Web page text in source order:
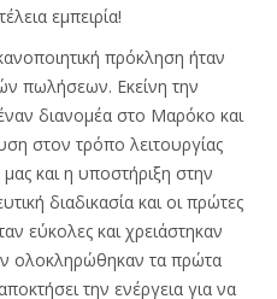
εμπειρία!
πρόκληση ήταν
πωλήσεων. Εκείνη την
διανομέα στο Μαρόκο και
στον τρόπο λειτουργίας
και η υποστήριξη στην
διαδικασία και οι πρώτες
εύκολες και χρειάστηκαν
ολοκληρώθηκαν τα πρώτα
την ενέργεια για να